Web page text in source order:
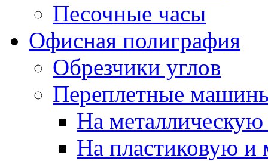
Песочные часы
Офисная полиграфия
Обрезчики углов
Переплетные
На
На пластиковую и